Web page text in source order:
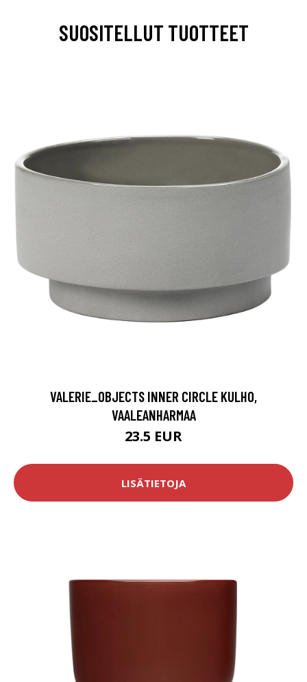
SUOSITELLUT TUOTTEET
VALERIE_OBJECTS INNER CIRCLE KULHO,
VAALEANHARMAA
23.5 EUR
LISÄTIETOJA